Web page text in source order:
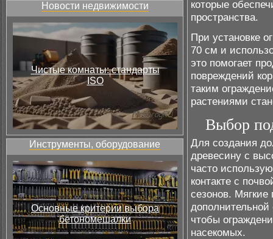
Новости недвижимости
Чистые комнаты: стандарты
ISO
Инструменты, оборудование
Основные критерии выбора
бетономешалки
которые
пространства.
При установке
70 см и
это помогает
повреждений
таким
растениями
Выбор
Для создания
древесину с
часто
контакте с
сезонов. Мягкие
чтобы
насекомых.